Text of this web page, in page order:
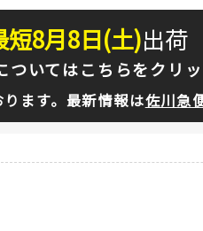
短8月8日(土)出荷
ついてはこちらをクリ
ます。最新情報は佐川急